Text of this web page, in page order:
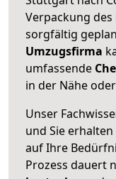
Verpackung des
sorgfältig
Umzugsfirma
umfassende
in der Nähe
Unser
und Sie
auf Ihre
Prozess dauert